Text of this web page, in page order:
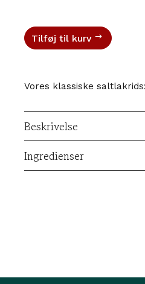
Tilføj til kurv
Vores klassiske
Beskrivelse
Ingredienser